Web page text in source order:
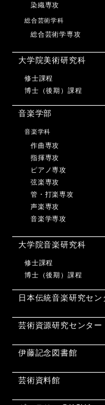
染織専攻
総合芸術学科
総合芸術学専攻
大学院美術研究科
修士課程
博士（後期）課程
音楽学部
音楽学科
作曲専攻
指揮専攻
ピアノ専攻
弦楽専攻
管・打楽専攻
声楽専攻
音楽学専攻
大学院音楽研究科
修士課程
博士（後期）課程
日本伝統音楽研究セン
芸術資源研究センター
伊藤記念図書館
芸術資料館